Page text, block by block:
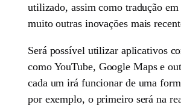
utilizado, assim como tradução
muito outras inovações mais
Será possível utilizar aplicativos
como YouTube, Google Maps e
cada um irá funcionar de uma
por exemplo, o primeiro será na